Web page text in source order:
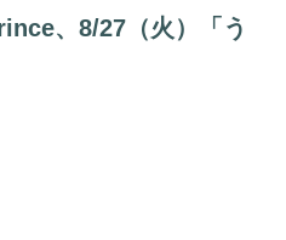
、8/27（火）「う